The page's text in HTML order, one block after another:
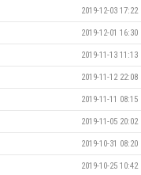
2019-12-03 17:22
2019-12-01 16:30
2019-11-13 11:13
2019-11-12 22:08
2019-11-11 08:15
2019-11-05 20:02
2019-10-31 08:20
2019-10-25 10:42